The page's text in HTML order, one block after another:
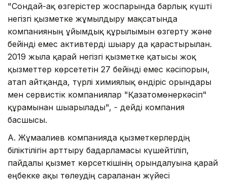
"Сондай-ақ өзгерістер жоспарында барлық күшті
негізгі қызметке жұмылдыру мақсатында
компанияның ұйымдық құрылымын өзгерту және
бейінді емес активтерді шығару да қарастырылған.
2019 жылға қарай негізгі қызметке қатысы жоқ
қызметтер көрсететін 27 бейінді емес кәсіпорын,
атап айтқанда, түрлі xимиялық өндіріс орындары
мен сервистік компаниялар "Қазатомөнеркәсіп"
құрамынан шығарылады", - дейді компания
басшысы.
А. Жұмағалиев компанияда қызметкерлердің
біліктілігін арттыру бағдарламасы күшейтіліп,
пайдалы қызмет көрсеткішінің орындалуына қарай
еңбекке ақы төлеудің сараланған жүйесі